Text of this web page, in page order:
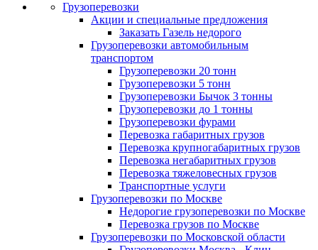
Грузоперевозки
Акции и специальные предложения
Заказать Газель недорого
Грузоперевозки автомобильным
транспортом
Грузоперевозки 20 тонн
Грузоперевозки 5 тонн
Грузоперевозки Бычок 3 тонны
Грузоперевозки до 1 тонны
Грузоперевозки фурами
Перевозка габаритных грузов
Перевозка крупногабаритных грузов
Перевозка негабаритных грузов
Перевозка тяжеловесных грузов
Транспортные услуги
Грузоперевозки по Москве
Недорогие грузоперевозки по Москве
Перевозка грузов по Москве
Грузоперевозки по Московской области